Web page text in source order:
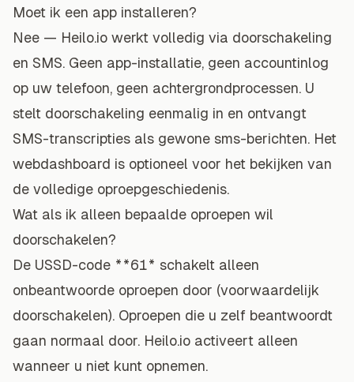
Moet ik een app installeren?
Nee — Heilo.io werkt volledig via doorschakeling
en SMS. Geen app-installatie, geen accountinlog
op uw telefoon, geen achtergrondprocessen. U
stelt doorschakeling eenmalig in en ontvangt
SMS-transcripties als gewone sms-berichten. Het
webdashboard is optioneel voor het bekijken van
de volledige oproepgeschiedenis.
Wat als ik alleen bepaalde oproepen wil
doorschakelen?
De USSD-code **61* schakelt alleen
onbeantwoorde oproepen door (voorwaardelijk
doorschakelen). Oproepen die u zelf beantwoordt
gaan normaal door. Heilo.io activeert alleen
wanneer u niet kunt opnemen.